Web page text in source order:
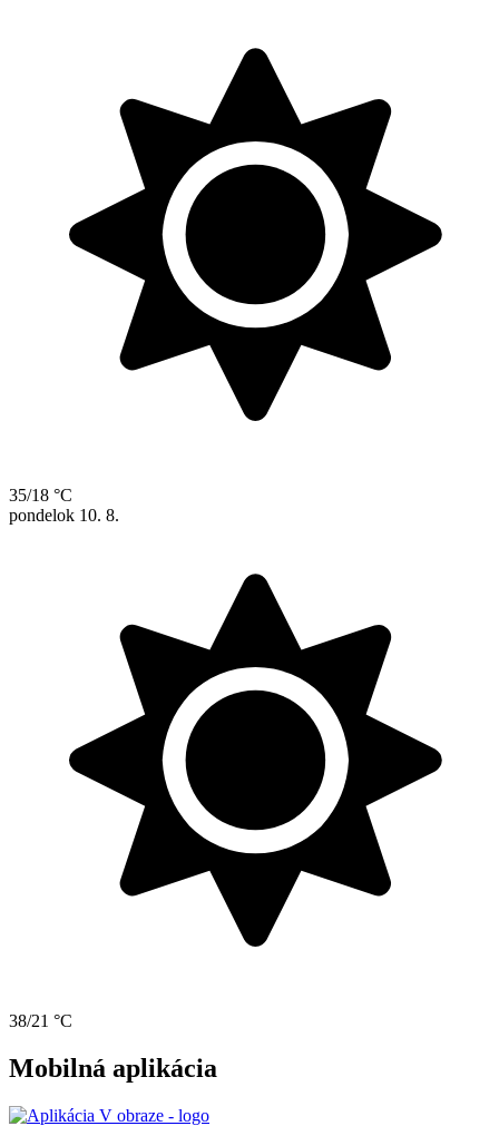
35/18 °C
pondelok 10. 8.
38/21 °C
Mobilná aplikácia